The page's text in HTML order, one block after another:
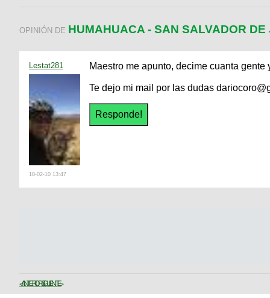
OPINIÓN DE HUMAHUACA - SAN SALVADOR DE
Lestat281
18-02-10 13:47
Maestro me apunto, decime cuanta gente
Te dejo mi mail por las dudas
< ANTERIORSIGUIENTE >